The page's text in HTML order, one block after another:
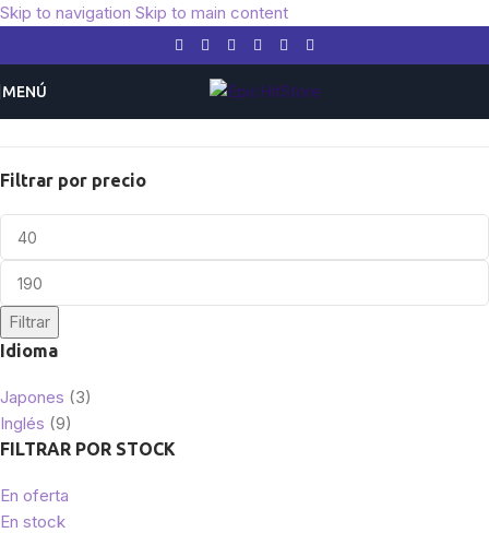
Skip to navigation Skip to main content
MENÚ
Filtrar por precio
Filtrar
Idioma
Japones (3)
Inglés (9)
FILTRAR POR STOCK
En oferta
En stock